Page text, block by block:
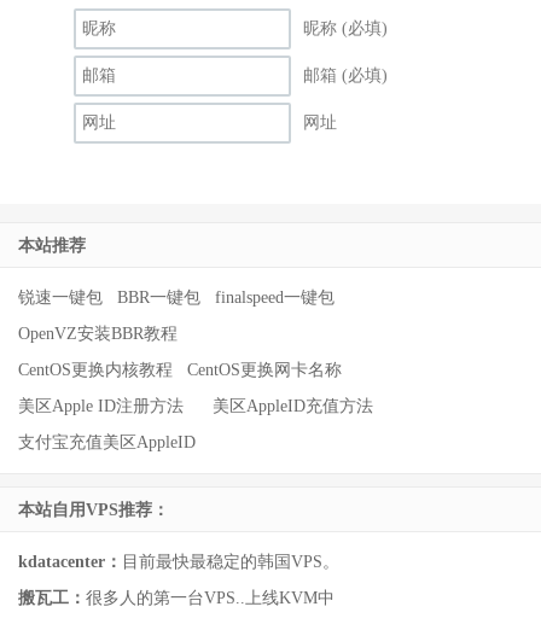
昵称 (必填)
邮箱 (必填)
网址
本站推荐
锐速一键包 BBR一键包
finalspeed一键包
OpenVZ安装BBR教程
CentOS更换内核教程
CentOS更换网卡名称
美区Apple ID注册方法
美区AppleID充值方法
支付宝充值美区AppleID
本站自用VPS推荐：
kdatacenter： 目前最快最稳定的韩国VPS。
搬瓦工： 很多人的第一台VPS..上线KVM中